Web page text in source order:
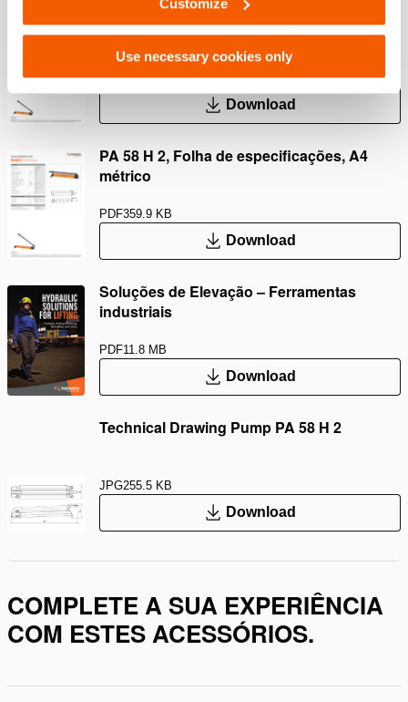
Use necessary cookies only
PA 58 H 2, Folha de especificações, Carta
imperial
PDF339.7 KB
Download
PA 58 H 2, Folha de especificações, A4
métrico
PDF359.9 KB
Download
Soluções de Elevação – Ferramentas
industriais
PDF11.8 MB
Download
Technical Drawing Pump PA 58 H 2
JPG255.5 KB
Download
COMPLETE A SUA EXPERIÊNCIA
COM ESTES ACESSÓRIOS.